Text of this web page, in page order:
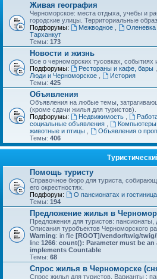
Живая география
Черноморское: места отдыха, учебы и
городские улицы. Территориальные
Подфорумы:
Межводное Оленевка
Тарханкут
Темы: 173
Новости и жизнь
Все о черноморских тусовках, событиях
Подфорумы:
Рестораны и кафе, бары
Люди и Черноморское
История
Темы: 425
Объявления
Объявления на любые темы,
(кроме сдачи жилья для туристов).
Подфорумы:
Недвижимость
социальные объявления
животные и птицы
Объявления о
Темы: 406
Помощь туристу
Справочное бюро для туриста,
его окрестностях.
Подфорум:
О пансионатах и
Темы: 194
Предложение жилья в
Предложения для туристов: пансионаты,
Описания туробъектов Черноморского
Warning: in file [ROOT]/vendor/twig/
line 1266: count(): Parameter must be
implements Countable
Темы: 68
Спрос жилья в Черноморске
Спрос жилья для туристов. Варианты :